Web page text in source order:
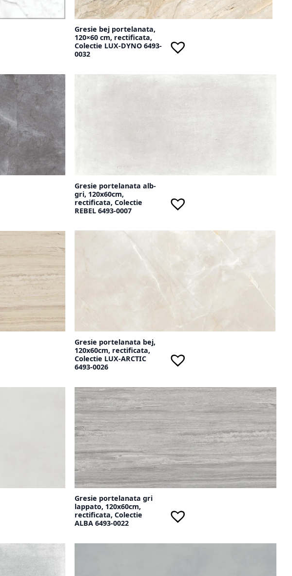
Gresie bej portelanata,
120×60 cm, rectificata,
Colectie LUX-DYNO 6493-
0032
Gresie portelanata alb-
gri, 120x60cm,
rectificata, Colectie
REBEL 6493-0007
Gresie portelanata bej,
120x60cm, rectificata,
Colectie LUX-ARCTIC
6493-0026
Gresie portelanata gri
lappato, 120x60cm,
rectificata, Colectie
ALBA 6493-0022